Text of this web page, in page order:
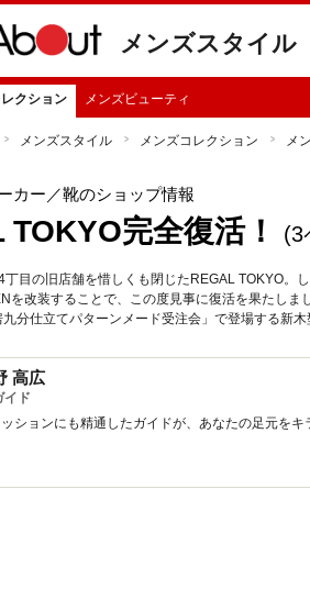
メンズスタイル
クション メンズビューティ
メンズスタイル メンズコレクション メ
カー ／靴のショップ情報
TOKYO完全復活！ (3
目の旧店舗を惜しくも閉じたREGAL TOKYO。
を改装することで、この度見事に復活を果たし
分仕立てパターンメード受注会」で登場する新
高広
イド
ションにも精通したガイドが、あなたの足元をキ